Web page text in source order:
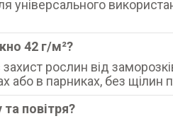
універсального
42 г/м²?
рослин від
або в парниках, без щілин
повітря?